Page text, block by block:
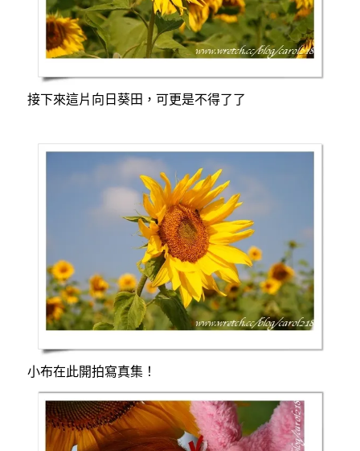
接下來這片向日葵田，可更是不得了了
小布在此開拍寫真集！